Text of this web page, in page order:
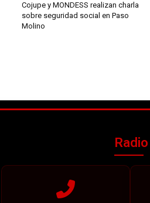
Cojupe y MONDESS realizan charla
sobre seguridad social en Paso
Molino